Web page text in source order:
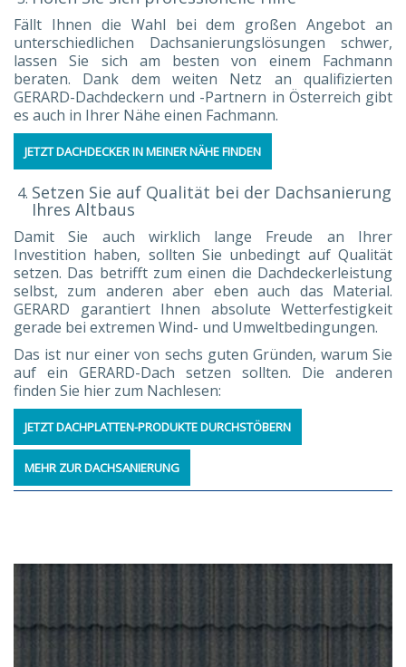
Fällt Ihnen die Wahl bei dem großen Angebot an
unterschiedlichen Dachsanierungslösungen schwer,
lassen Sie sich am besten von einem Fachmann
beraten. Dank dem weiten Netz an qualifizierten
GERARD-Dachdeckern und -Partnern in Österreich gibt
es auch in Ihrer Nähe einen Fachmann.
JETZT DACHDECKER IN MEINER NÄHE FINDEN
Setzen Sie auf Qualität bei der Dachsanierung
Ihres Altbaus
Damit Sie auch wirklich lange Freude an Ihrer
Investition haben, sollten Sie unbedingt auf Qualität
setzen. Das betrifft zum einen die Dachdeckerleistung
selbst, zum anderen aber eben auch das Material.
GERARD garantiert Ihnen absolute Wetterfestigkeit
gerade bei extremen Wind- und Umweltbedingungen.
Das ist nur einer von sechs guten Gründen, warum Sie
auf ein GERARD-Dach setzen sollten. Die anderen
finden Sie hier zum Nachlesen:
JETZT DACHPLATTEN-PRODUKTE DURCHSTÖBERN
MEHR ZUR DACHSANIERUNG